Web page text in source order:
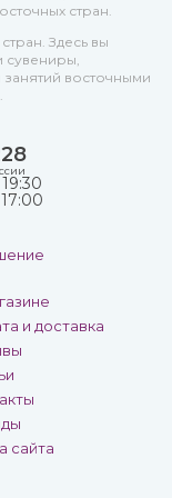
стран.
Здесь вы
сувениры,
восточными
и доставка
сайта